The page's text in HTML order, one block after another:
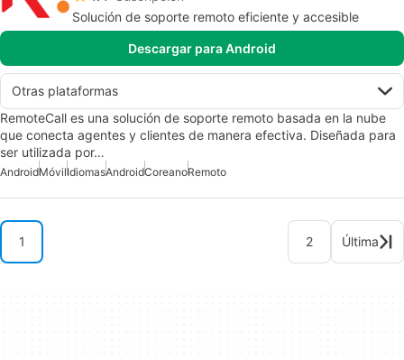
Solución de soporte remoto eficiente y accesible
Descargar para Android
Otras plataformas
RemoteCall es una solución de soporte remoto basada en la nube
que conecta agentes y clientes de manera efectiva. Diseñada para
ser utilizada por…
AndroidMóvilIdiomasAndroidCoreanoRemoto
1 2 Última